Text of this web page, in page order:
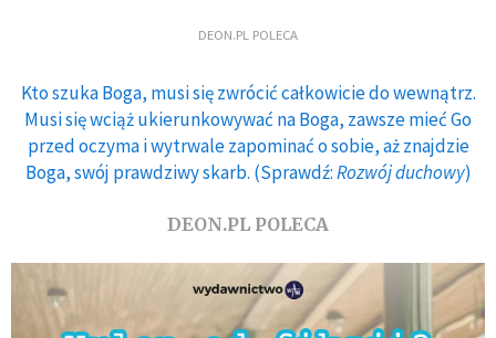
DEON.PL POLECA
Kto szuka Boga, musi się zwrócić całkowicie do wewnątrz.
Musi się wciąż ukierunkowywać na Boga, zawsze mieć Go
przed oczyma i wytrwale zapominać o sobie, aż znajdzie
Boga, swój prawdziwy skarb. (Sprawdź:Rozwój duchowy)
DEON.PL POLECA